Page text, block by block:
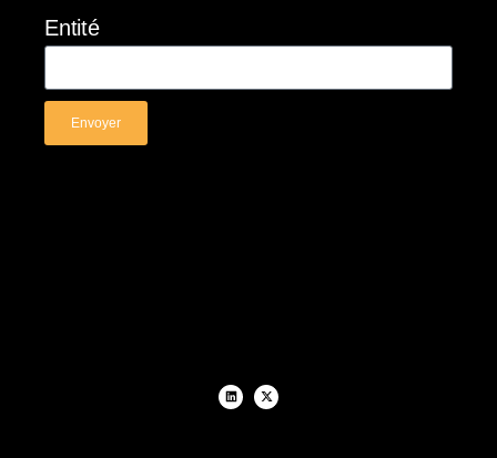
Entité
Envoyer